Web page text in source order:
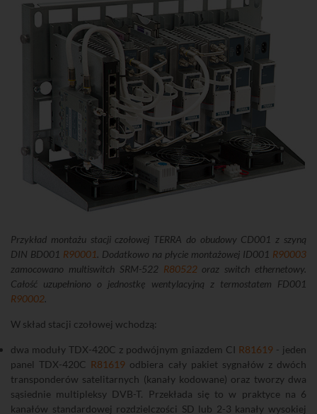
Przykład montażu stacji czołowej TERRA do obudowy CD001 z szyną
DIN BD001 R90001. Dodatkowo na płycie montażowej ID001 R90003
zamocowano multiswitch SRM-522 R80522oraz switch ethernetowy.
Całość uzupełniono o jednostkę wentylacyjną z termostatem FD001
R90002.
W skład stacji czołowej wchodzą:
dwa moduły TDX-420C z podwójnym gniazdem CI R81619 - jeden
panel TDX-420C R81619 odbiera cały pakiet sygnałów z dwóch
transponderów satelitarnych (kanały kodowane) oraz tworzy dwa
sąsiednie multipleksy DVB-T. Przekłada się to w praktyce na 6
kanałów standardowej rozdzielczości SD lub 2-3 kanały wysokiej